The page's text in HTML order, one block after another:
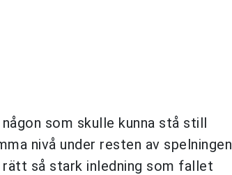
som skulle kunna stå still
nivå under resten av spelningen
så stark inledning som fallet